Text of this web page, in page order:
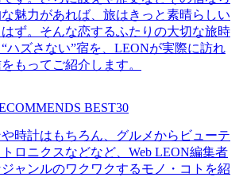
魅力があれば、旅はきっと素晴らしい
ず。そんな恋するふたりの大切な旅時
ハズさない”宿を、LEONが実際に訪れ
もってご紹介します。
BEST30
時計はもちろん、グルメからビューテ
ロニクスなどなど、Web LEON編集者
ャンルのワクワクするモノ・コトを紹